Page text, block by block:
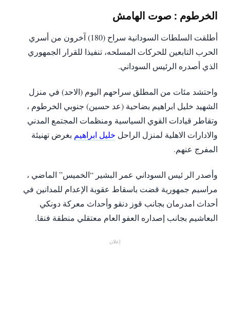
الخرطوم : صوت الهامش
أطلقت السلطات السودانية سراح (180) آخرون من أسري
الحرب التابعين للحركات المسلحه، تنفيذا للقرار الجمهوري
الذي أصدره الرئيس السوداني.
واحتشد مئات من المطلق سراحهم اليوم (الاحد) في منزل
الشهيد خليل ابراهيم بضاحية (عد حسين) جنوبي الخرطوم ،
وتقاطر قيادات القوي السياسية ومنظمات المجتمع المدني
والادارات الاهلية لمنزل الراحل خليل ابراهيم بغرض تهنيئة
المفرج عنهم.
وأصدر الر ئيس السوداني عمر البشير “الخميس” الماضي ،
مراسيم جمهورية قضت باسقاط عقوبة الإعدام للمدانين في
أحداث امدرمان بجانب قوز دنقو وأحداث معركة دونكي
البعاشيم بجانب إصداره العفو العام معتقلي منطقة فنقا.
إعلان